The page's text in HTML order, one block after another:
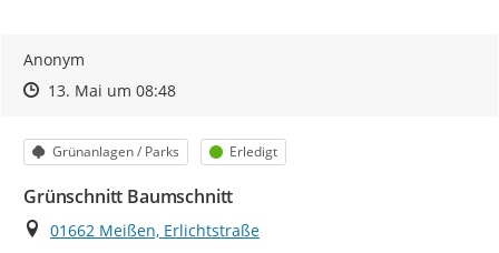
Anonym
Zeitpunkt des Erstellens
Zeitpunkt des Erstellens
13. Mai um 08:48Zur Äußerung
Kategorie
Grünanlagen / Parks Status
Erledigt
Grünschnitt Baumschnitt
Ort
01662 Meißen, Erlichtstraße